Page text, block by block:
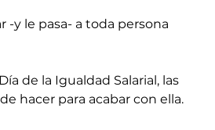
-y le pasa- a toda persona
de la Igualdad Salarial, las
hacer para acabar con ella.